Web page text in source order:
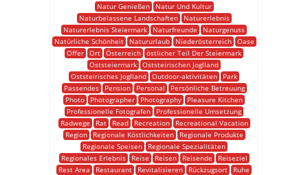
Natur Genießen
Natur Und Kultur
Naturbelassene Landschaften
Naturerlebnis
Naturerlebnis Steiermark
Naturfreunde
Naturgenuss
Natürliche Schönheit
Natururlaub Niederösterreich
Oase
Offer Ort Österreich östlicher Teil Der Steiermark
Oststeiermark Oststeirischen Joglland
Oststeirisches Joglland Outdoor-aktivitäten
Park
Passendes
Pension Personal
Persönliche Betreuung
Photo
Photographer Photography
Pleasure Kitchen
Professionelle Fotografen
Professionelle Umsetzung
Radwege
Rat Read Recreation
Recreational Vacation
Region
Regionale Köstlichkeiten
Regionale Produkte
Regionale Speisen
Regionale Spezialitäten
Regionales Erlebnis
Reise Reisen Reisende
Reiseziel
Rest Area
Restaurant Revitalisieren Rückzugsort
Ruhe